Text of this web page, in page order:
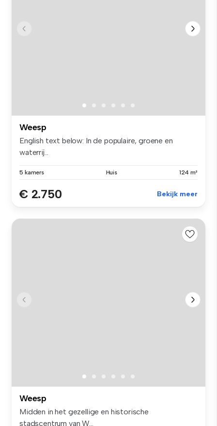
Weesp
English text below: In de populaire, groene en
waterrij...
5 kamers Huis 124 m²
€ 2.750 Bekijk meer
Weesp
Midden in het gezellige en historische
stadscentrum van W...